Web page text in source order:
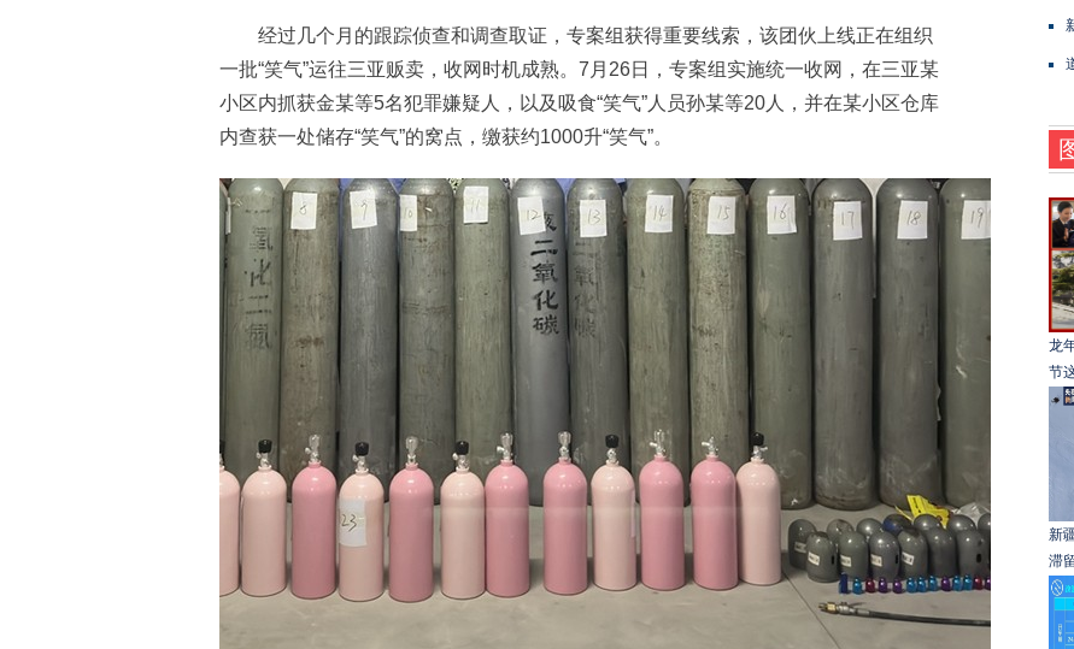
经过几个月的跟踪侦查和调查取证，专案组获得重要线索，该团伙上线正在组织
一批“笑气”运往三亚贩卖，收网时机成熟。7月26日，专案组实施统一收网，在三亚某
小区内抓获金某等5名犯罪嫌疑人，以及吸食“笑气”人员孙某等20人，并在某小区仓库
内查获一处储存“笑气”的窝点，缴获约1000升“笑气”。
龙
节
新
滞